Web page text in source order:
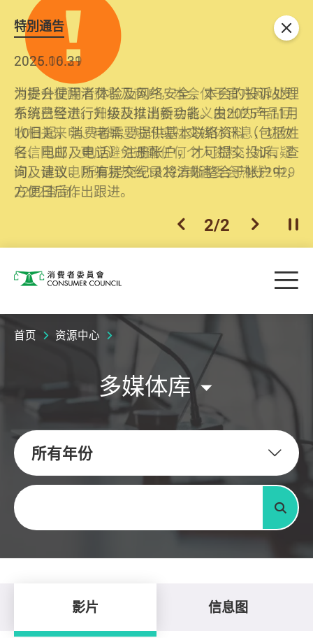
特別通告
2026.06.29
消委会提醒消费者及商户，本会仅于官方网站发
布消费警示。如接获以消委会名义发出的产品回
收相关来电、电邮、短讯或社交媒体讯息，切勿
轻信回应，更应避免透露任何个人资料。如有疑
问，请致电防骗易热线18222或消委会热线2929
2222查询。
2025.10.31
为提升使用者体验及网络安全，本会的投诉处理
系统已经进行升级及推出新功能。由2025年11月
10日起，消费者需要提供基本联络资料（包括姓
名、电邮及电话）注册帐户，才可提交投诉、查
询及建议。所有提交纪录将清晰整合于帐户中，
方便日后作出跟进。
上一个
2/2 下一个开
关闭
消费者委员会 目
首页 资源中心
多媒体库
所有年份
关键字
搜寻
影片 信息图